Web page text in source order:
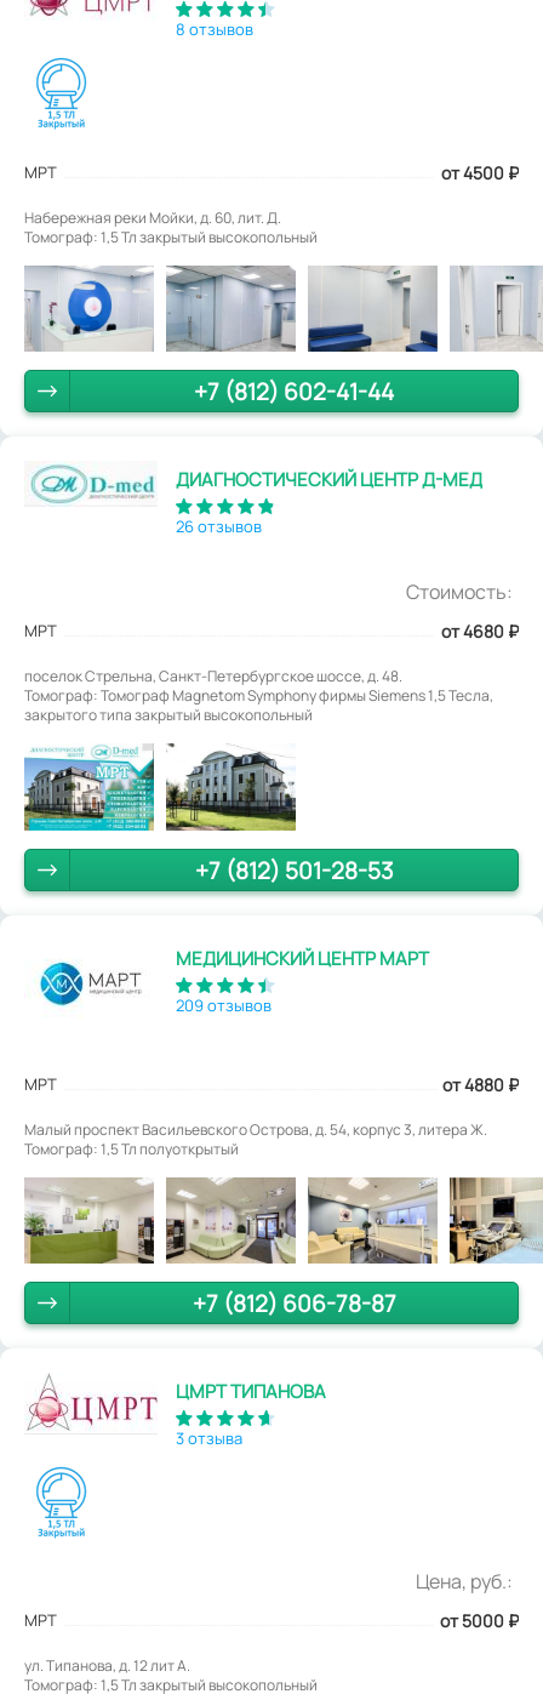
8 отзывов
МРТ от 4500 ₽
Набережная реки Мойки, д. 60, лит. Д.
Томограф: 1,5 Тл закрытый высокопольный
+7 (812) 602-41-44
ДИАГНОСТИЧЕСКИЙ ЦЕНТР Д-МЕД
26 отзывов
Стоимость:
МРТ от 4680 ₽
поселок Стрельна, Санкт-Петербургское шоссе, д. 48.
Томограф: Томограф Magnetom Symphony фирмы Siemens 1,5 Тесла,
закрытого типа закрытый высокопольный
+7 (812) 501-28-53
МЕДИЦИНСКИЙ ЦЕНТР МАРТ
209 отзывов
МРТ от 4880 ₽
Малый проспект Васильевского Острова, д. 54, корпус 3, литера Ж.
Томограф: 1,5 Тл полуоткрытый
+7 (812) 606-78-87
ЦМРТ ТИПАНОВА
3 отзыва
Цена, руб.:
МРТ от 5000 ₽
ул. Типанова, д. 12 лит А.
Томограф: 1,5 Тл закрытый высокопольный